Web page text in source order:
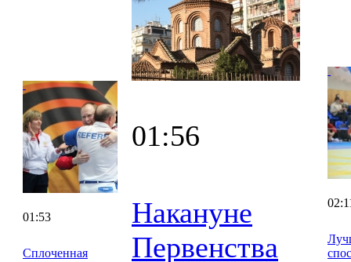
01:53
Сплоченная
01:56
Накануне
Первенства